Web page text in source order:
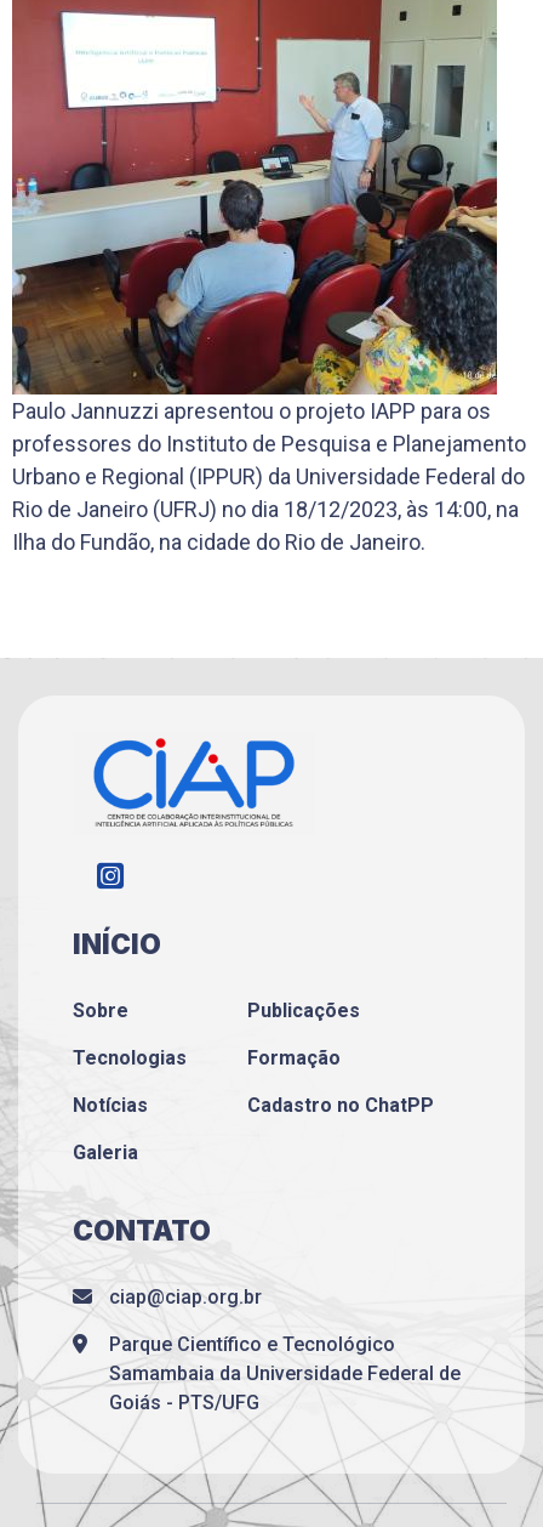
Paulo Jannuzzi apresentou o projeto IAPP para os
professores do Instituto de Pesquisa e Planejamento
Urbano e Regional (IPPUR) da Universidade Federal do
Rio de Janeiro (UFRJ) no dia 18/12/2023, às 14:00, na
Ilha do Fundão, na cidade do Rio de Janeiro.
INÍCIO
Sobre
Tecnologias
Notícias
Galeria
Publicações
Formação
Cadastro no ChatPP
CONTATO
ciap@ciap.org.br
Parque Científico e Tecnológico
Samambaia da Universidade Federal de
Goiás - PTS/UFG